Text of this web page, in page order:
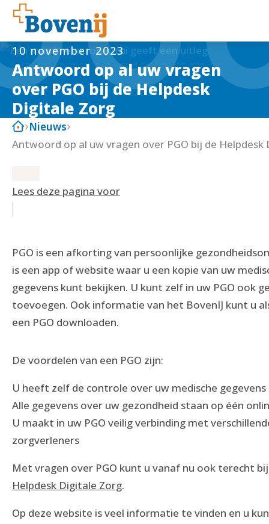
Antwoord op al uw vragen
over PGO bij de Helpdesk
Digitale Zorg
10 november 2023
Nieuws
Antwoord op al uw vragen over PGO bij de Helpdesk
Lees deze pagina voor
PGO is een afkorting van persoonlijke
is een app of website waar u een kopie van uw
gegevens kunt bekijken. U kunt zelf in uw PGO ook
toevoegen. Ook informatie van het BovenIJ kunt u
een PGO downloaden.
De voordelen van een PGO zijn:
U heeft zelf de controle over uw medische gegevens
Alle gegevens over uw gezondheid staan op één
U maakt in uw PGO veilig verbinding met
zorgverleners
Met vragen over PGO kunt u vanaf nu ook terecht
Helpdesk Digitale Zorg.
Op deze website is veel informatie te vinden en u